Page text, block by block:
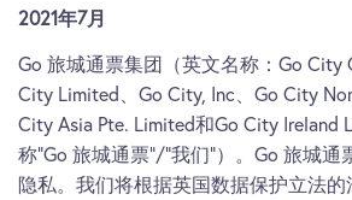
2021年7月
Go 旅城通票集团（英文名称：Go City
City Limited、Go City, Inc、Go City
City Asia Pte. Limited和Go City Ireland
称“Go 旅城通票”/“我们”）。Go 旅城
隐私。我们将根据英国数据保护立法的